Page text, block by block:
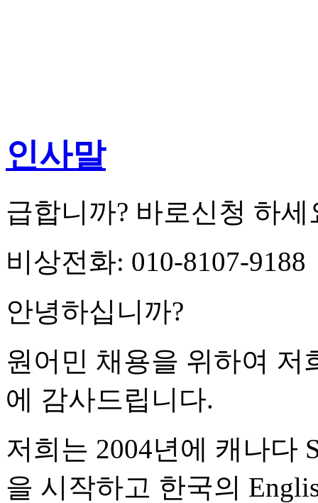
인사말
급합니까? 바로신청 하세
비상전화: 010-8107-9188
안녕하십니까?
원어민 채용을 위하여 저
에 감사드립니다.
저희는 2004년에 캐나다
을 시작하고 한국의